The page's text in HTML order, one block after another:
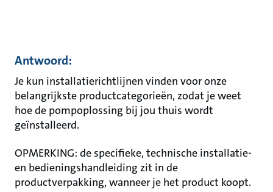
Antwoord:
Je kun installatierichtlijnen vinden voor onze
belangrijkste productcategorieën, zodat je weet
hoe de pompoplossing bij jou thuis wordt
geïnstalleerd.
OPMERKING: de specifieke, technische installatie-
en bedieningshandleiding zit in de
productverpakking, wanneer je het product koopt.